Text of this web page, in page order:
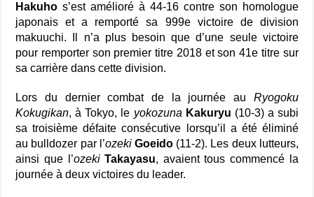
Hakuhos’est amélioré à 44-16 contre son homologue
japonais et a remporté sa 999e victoire de division
makuuchi.
Il n’a plus besoin que d’une seule victoire
pour remporter son premier titre 2018 et son 41e titre sur
sa carrière dans cette division.
Lors du dernier combat de la journée au Ryogoku
Kokugikan, à Tokyo, le yokozuna Kakuryu (10-3) a subi
sa troisième défaite consécutive lorsqu’il a été éliminé
au bulldozer par l’ozeki Goeido (11-2). Les deux lutteurs,
ainsi que l’ozeki Takayasu, avaient tous commencé la
journée à deux victoires du leader.